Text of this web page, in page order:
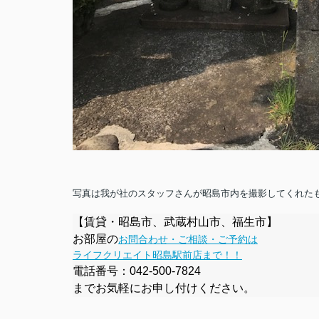
写真は我が社のスタッフさんが昭島市内を撮影してくれた
【賃貸・昭島市、武蔵村山市、福生市】
お部屋のお問合わせ・ご相談・ご予約は
ライフクリエイト昭島駅前店まで！！
電話番号： 042-500-7824
までお気軽にお申し付けください。